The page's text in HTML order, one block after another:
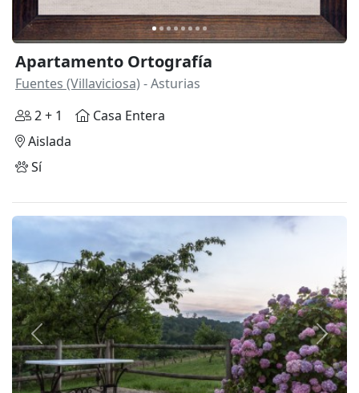
Apartamento Ortografía
Fuentes (Villaviciosa) - Asturias
2 + 1
Casa Entera
Aislada
Sí
Anterior